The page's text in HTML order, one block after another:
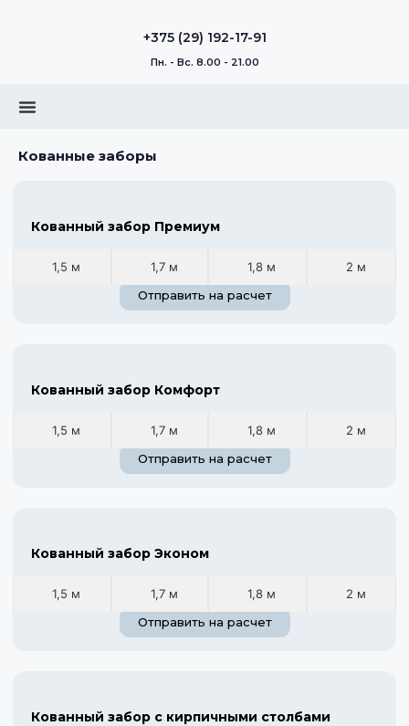
+375 (29) 192-17-91
Пн. - Вс. 8.00 - 21.00
Кованные заборы
Кованный забор Премиум
1,5 м 1,7 м 1,8 м
2 м
Отправить на расчет
Кованный забор Комфорт
1,5 м 1,7 м 1,8 м
2 м
Отправить на расчет
Кованный забор Эконом
1,5 м 1,7 м 1,8 м
2 м
Отправить на расчет
Кованный забор с кирпичными столбами